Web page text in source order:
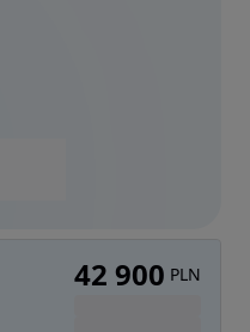
42 900 PLN